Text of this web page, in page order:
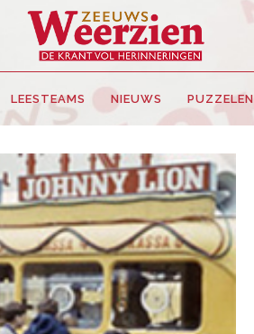
LEESTEAMS NIEUWS PUZZELEN